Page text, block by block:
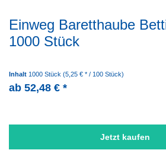
Einweg Baretthaube
1000 Stück
Inhalt 1000 Stück (5,25 € * / 100 Stück)
ab 52,48 € *
Jetzt kaufen